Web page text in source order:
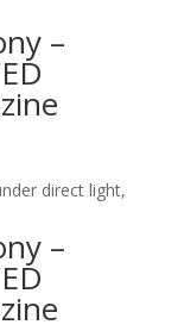
–
direct light,
–